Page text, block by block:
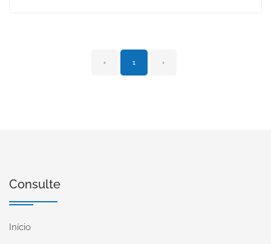
‹ 1 ›
Consulte
Início